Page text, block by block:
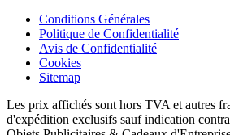
Conditions Générales
Politique de Confidentialité
Avis de Confidentialité
Cookies
Sitemap
Les prix affichés sont hors TVA et autres
d'expédition exclusifs sauf indication